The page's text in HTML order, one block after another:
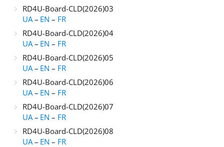
RD4U-Board-CLD(2026)03
UA – EN – FR
RD4U-Board-CLD(2026)04
UA – EN – FR
RD4U-Board-CLD(2026)05
UA – EN – FR
RD4U-Board-CLD(2026)06
UA – EN – FR
RD4U-Board-CLD(2026)07
UA – EN – FR
RD4U-Board-CLD(2026)08
UA – EN – FR